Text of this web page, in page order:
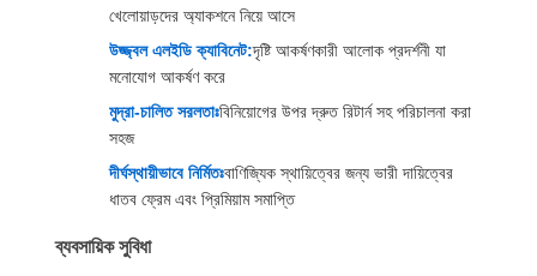
খেলোয়াড়দের অ্যাকশনে নিয়ে আসে
উজ্জ্বল এলইডি ক্যাবিনেট:দৃষ্টি আকর্ষণকারী আলোক প্রদর্শনী যা
মনোযোগ আকর্ষণ করে
মুদ্রা-চালিত সরলতাঃবিনিয়োগের উপর দ্রুত রিটার্ন সহ পরিচালনা করা
সহজ
দীর্ঘস্থায়ীভাবে নির্মিতঃবাণিজ্যিক স্থায়িত্বের জন্য ভারী দায়িত্বের
ধাতব ফ্রেম এবং প্রিমিয়াম সমাপ্তি
ব্যবসায়িক সুবিধা